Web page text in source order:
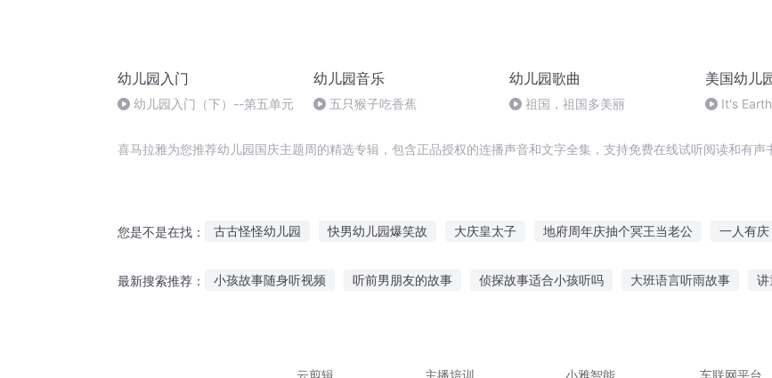
幼儿园入门
幼儿园入门（下）--第五单元
幼儿园音乐
五只猴子吃香蕉
幼儿园歌曲
祖国，祖国多美丽
美国幼儿
It's
读
喜马拉雅为您推荐幼儿园国庆主题周的精选专辑，包含正品授权的连播声音和文字全集，支持免费在线试听阅读和有声
您是不是在找： 古古怪怪幼儿园 快男幼儿园爆笑故 大庆皇太子 地府周年庆抽个冥王当老公 一人有庆
最新搜索推荐： 小孩故事随身听视频 听前男朋友的故事 侦探故事适合小孩听吗 大班语言听雨故事 讲
云剪辑
主播培训 小雅智能 车联网平台